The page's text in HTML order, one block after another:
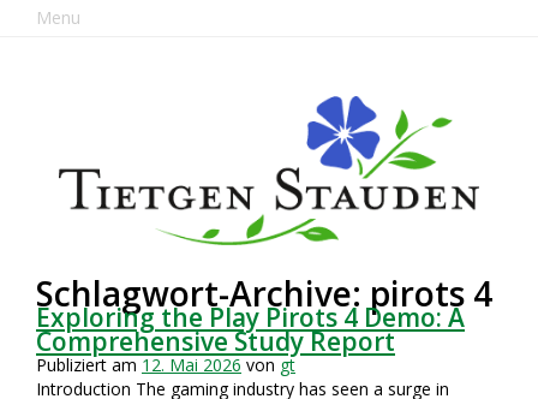
Menu
Schlagwort-Archive: pirots 4
Exploring the Play Pirots 4 Demo: A
Comprehensive Study Report
Publiziert am 12. Mai 2026 von gt
Introduction The gaming industry has seen a surge in